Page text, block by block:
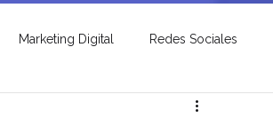
Marketing Digital Redes Sociales